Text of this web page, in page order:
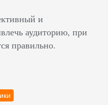
и
аудиторию, при
правильно.